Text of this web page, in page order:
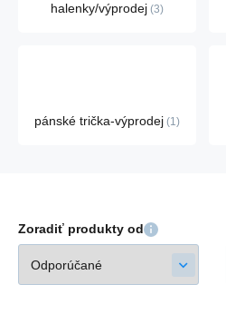
halenky/výprodej 3
pánské trička-výprodej 1
Zoradiť produkty od